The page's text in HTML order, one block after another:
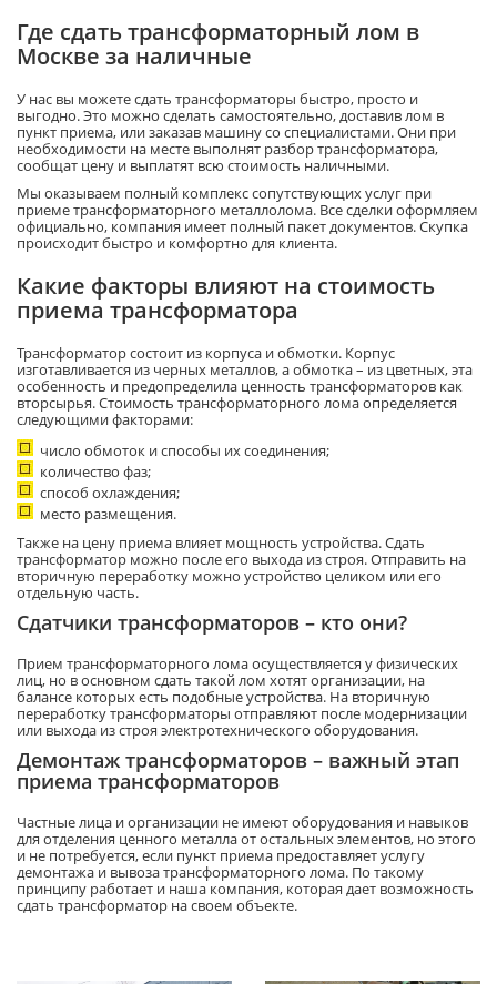
Где сдать трансформаторный лом в
Москве за наличные
У нас вы можете сдать трансформаторы быстро, просто и
выгодно. Это можно сделать самостоятельно, доставив лом в
пункт приема, или заказав машину со специалистами. Они при
необходимости на месте выполнят разбор трансформатора,
сообщат цену и выплатят всю стоимость наличными.
Мы оказываем полный комплекс сопутствующих услуг при
приеме трансформаторного металлолома. Все сделки оформляем
официально, компания имеет полный пакет документов. Скупка
происходит быстро и комфортно для клиента.
Какие факторы влияют на стоимость
приема трансформатора
Трансформатор состоит из корпуса и обмотки. Корпус
изготавливается из черных металлов, а обмотка – из цветных, эта
особенность и предопределила ценность трансформаторов как
вторсырья. Стоимость трансформаторного лома определяется
следующими факторами:
число обмоток и способы их соединения;
количество фаз;
способ охлаждения;
место размещения.
Также на цену приема влияет мощность устройства. Сдать
трансформатор можно после его выхода из строя. Отправить на
вторичную переработку можно устройство целиком или его
отдельную часть.
Сдатчики трансформаторов – кто они?
Прием трансформаторного лома осуществляется у физических
лиц, но в основном сдать такой лом хотят организации, на
балансе которых есть подобные устройства. На вторичную
переработку трансформаторы отправляют после модернизации
или выхода из строя электротехнического оборудования.
Демонтаж трансформаторов – важный этап
приема трансформаторов
Частные лица и организации не имеют оборудования и навыков
для отделения ценного металла от остальных элементов, но этого
и не потребуется, если пункт приема предоставляет услугу
демонтажа и вывоза трансформаторного лома. По такому
принципу работает и наша компания, которая дает возможность
сдать трансформатор на своем объекте.